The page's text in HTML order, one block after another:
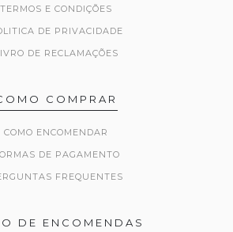
TERMOS E CONDIÇÕES
DE PRIVACIDADE
DE RECLAMAÇÕES
COMPRAR
COMO ENCOMENDAR
DE PAGAMENTO
FREQUENTES
DE ENCOMENDAS